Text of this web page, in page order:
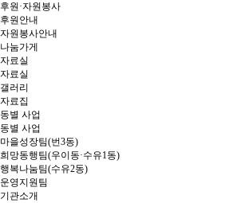
후원·자원봉사
후원안내
자원봉사안내
나눔가게
자료실
자료실
갤러리
자료집
동별 사업
동별 사업
마을성장팀(번3동)
희망동행팀(우이동·수유1동)
행복나눔팀(수유2동)
운영지원팀
기관소개